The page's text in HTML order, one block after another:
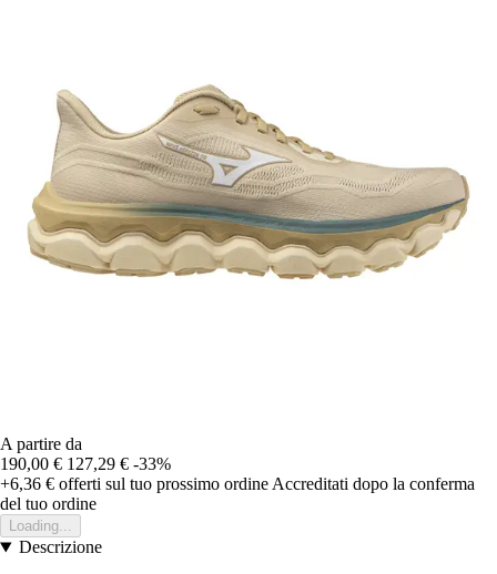
A partire da
190,00 € 127,29 € -33%
+6,36 € offerti sul tuo prossimo ordine Accreditati dopo la conferma
del tuo ordine
Loading...
Descrizione